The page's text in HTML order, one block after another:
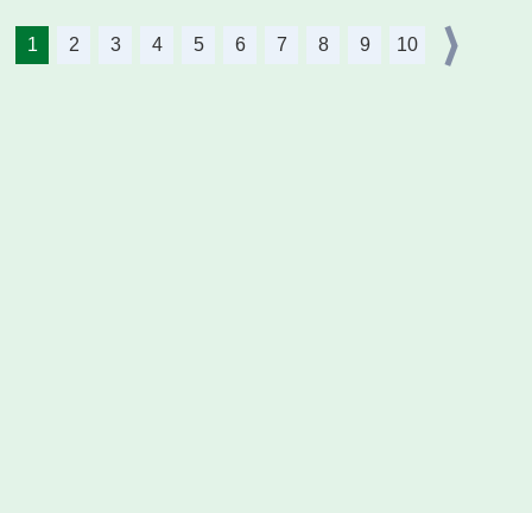
1 2 3 4 5 6 7 8 9 10